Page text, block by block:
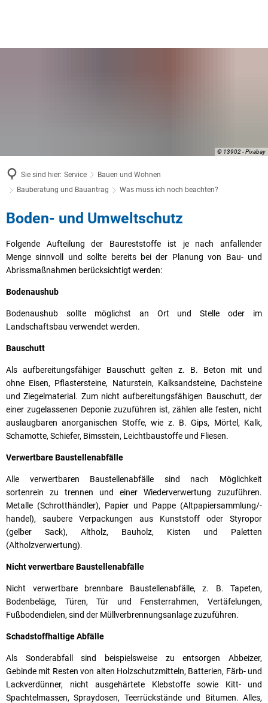
© 13902 - Pixabay
Sie sind hier: Service
Bauen und Wohnen
Bauberatung und Bauantrag
Was muss ich noch beachten?
Was
muss
ich
Boden- und Umweltschutz
Folgende Aufteilung der Baureststoffe ist je nach anfallender
Menge sinnvoll und sollte bereits bei der Planung von Bau- und
Abrissmaßnahmen berücksichtigt werden:
Bodenaushub
Bodenaushub sollte möglichst an Ort und Stelle oder im
Landschaftsbau verwendet werden.
Bauschutt
Als aufbereitungsfähiger Bauschutt gelten z. B. Beton mit und
ohne Eisen, Pflastersteine, Naturstein, Kalksandsteine, Dachsteine
und Ziegelmaterial. Zum nicht aufbereitungsfähigen Bauschutt, der
einer zugelassenen Deponie zuzuführen ist, zählen alle festen, nicht
auslaugbaren anorganischen Stoffe, wie z. B. Gips, Mörtel, Kalk,
Schamotte, Schiefer, Bimsstein, Leichtbaustoffe und Fliesen.
Verwertbare Baustellenabfälle
Alle verwertbaren Baustellenabfälle sind nach Möglichkeit
sortenrein zu trennen und einer Wiederverwertung zuzuführen.
Metalle (Schrotthändler), Papier und Pappe (Altpapiersammlung/-
handel), saubere Verpackungen aus Kunststoff oder Styropor
(gelber Sack), Altholz, Bauholz, Kisten und Paletten
(Altholzverwertung).
Nicht verwertbare Baustellenabfälle
Nicht verwertbare brennbare Baustellenabfälle, z. B. Tapeten,
Bodenbeläge, Türen, Tür und Fensterrahmen, Vertäfelungen,
Fußbodendielen, sind der Müllverbrennungsanlage zuzuführen.
Schadstoffhaltige Abfälle
Als Sonderabfall sind beispielsweise zu entsorgen Abbeizer,
Gebinde mit Resten von alten Holzschutzmitteln, Batterien, Färb- und
Lackverdünner, nicht ausgehärtete Klebstoffe sowie Kitt- und
Spachtelmassen, Spraydosen, Teerrückstände und Bitumen. Alles,